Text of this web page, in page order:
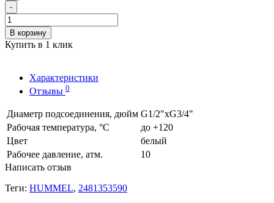
-
В корзину
Купить в 1 клик
Характеристики
Отзывы 0
Диаметр подсоединения, дюйм G1/2"xG3/4"
Рабочая температура, °С
до +120
Цвет
белый
Рабочее давление, атм.
10
Написать отзыв
Теги: HUMMEL, 2481353590